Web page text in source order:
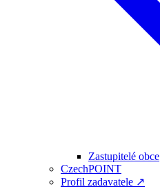
Zastupitelé obce
CzechPOINT
Profil zadavatele ↗